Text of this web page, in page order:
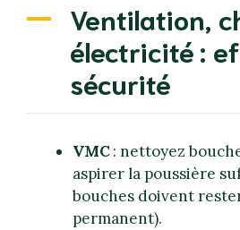
Ventilation,
électricité :
sécurité
VMC: nettoyez
aspirer la poussière
bouches doivent
permanent).